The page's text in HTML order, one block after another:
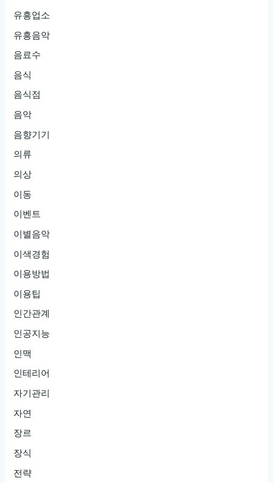
유흥업소
유흥음악
음료수
음식
음식점
음악
음향기기
의류
의상
이동
이벤트
이별음악
이색경험
이용방법
이용팁
인간관계
인공지능
인맥
인테리어
자기관리
자연
장르
장식
전략